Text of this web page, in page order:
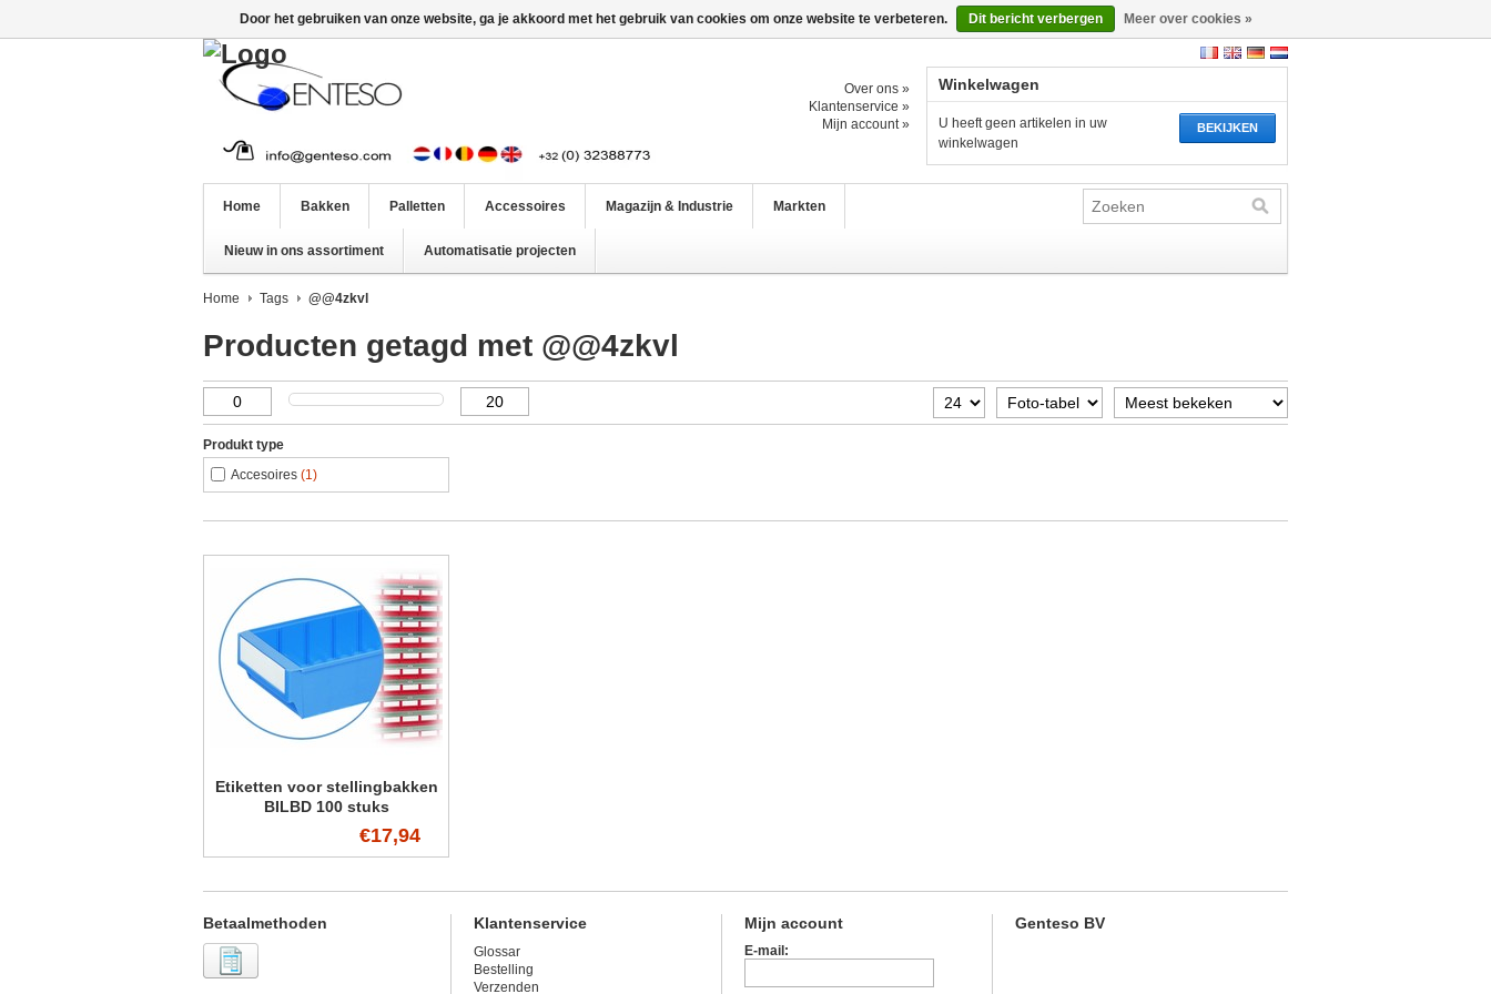
Over ons »
Klantenservice »
Mijn account »
Winkelwagen
BEKIJKEN
U heeft geen artikelen in uw
winkelwagen
Home Bakken Palletten Accessoires Magazijn & Industrie Markten
Nieuw in ons assortiment Automatisatie projecten
Home Tags @@4zkvl
Producten getagd met @@4zkvl
Produkt type
Accesoires (1)
Etiketten voor stellingbakken
BILBD 100 stuks
€17,94
Betaalmethoden Klantenservice
Glossar
Bestelling
Verzenden
Mijn account
E-mail:
Genteso BV
Door het gebruiken van onze website, ga je akkoord met het gebruik van cookies om onze website te verbeteren. Dit bericht verbergen Meer over cookies »